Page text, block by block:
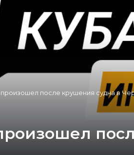
произошел после крушения судна в